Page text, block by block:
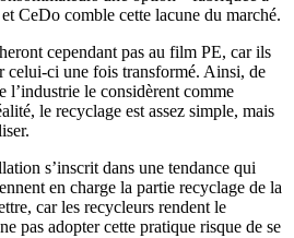
CeDo comble cette lacune du marché.
cependant pas au film PE, car ils
celui-ci une fois transformé. Ainsi, de
l’industrie le considèrent comme
le recyclage est assez simple, mais
s’inscrit dans une tendance qui
en charge la partie recyclage de la
car les recycleurs rendent le
pas adopter cette pratique risque de se